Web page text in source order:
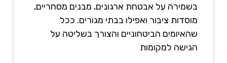
בשמירה על אבטחת ארגונים, מבנים מסחריים,
מוסדות ציבור ואפילו בבתי מגורים. ככל
שהאיומים הביטחוניים והצורך בשליטה על
הגישה למקומות